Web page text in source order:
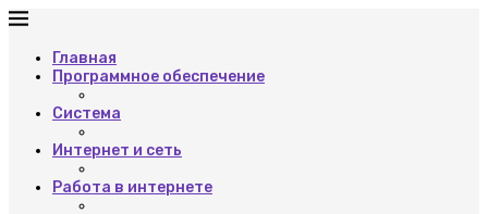
Главная
Программное обеспечение
Система
Интернет и сеть
Работа в интернете